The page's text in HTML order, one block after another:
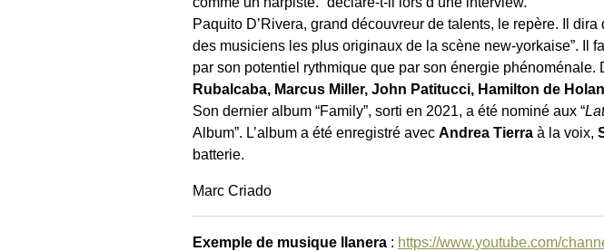
Paquito D’Rivera, grand découvreur de talents, le repère. Il dira
des musiciens les plus originaux de la scène new-yorkaise”. Il
par son potentiel rythmique que par son énergie
Rubalcaba, Marcus Miller, John Patitucci, Hamilton de
Son dernier album “Family”, sorti en 2021, a été nominé aux “
Album”. L’album a été enregistré avec Andrea Tierra à la voix,
batterie.
Marc Criado
Exemple de musique llanera : https://www.youtube.com/